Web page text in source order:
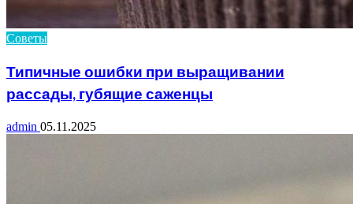
Советы
Типичные ошибки при выращивании
рассады, губящие саженцы
admin 05.11.2025